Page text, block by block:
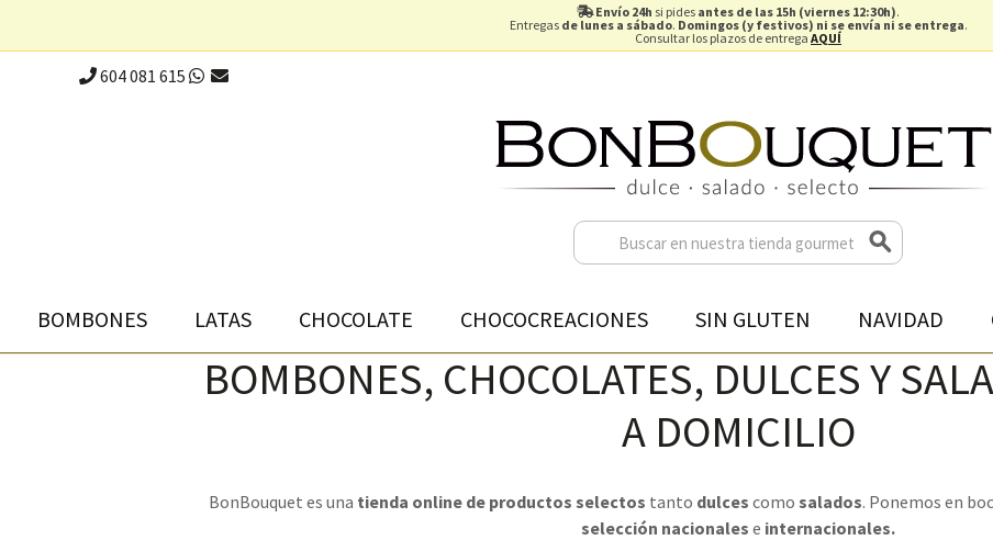
Envío 24h si pides antes de las 15h (viernes 12:30h).
Entregas de lunes a sábado. Domingos (y festivos) ni se envía ni se entrega.
Consultar los plazos de entrega AQUÍ
604 081 615
BOMBONES LATAS CHOCOLATE CHOCOCREACIONES SIN GLUTEN NAVIDAD
BOMBONES, CHOCOLATES, DULCES Y
A DOMICILIO
BonBouquet es una tienda online de productos selectos tanto dulces como salados. Ponemos en
selección nacionales e internacionales.